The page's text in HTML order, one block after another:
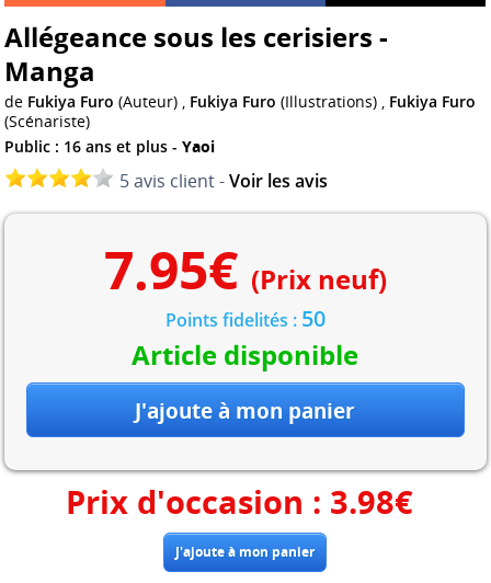
Allégeance sous les cerisiers -
Manga
de Fukiya Furo (Auteur) , Fukiya Furo (Illustrations) , Fukiya Furo
(Scénariste)
Public : 16 ans et plus -Yaoi
5 avis client -Voir les avis
7.95€ (Prix neuf)
Points fidelités : 50
Article disponible
Prix d'occasion : 3.98€